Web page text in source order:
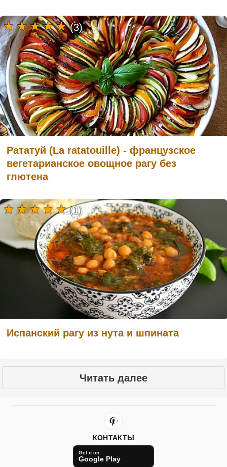
Рататуй (La ratatouille) - французское
вегетарианское овощное рагу без
глютена
(3)
Испанский рагу из нута и шпината
(1)
Читать далее
КОНТАКТЫ
Get it on
Google Play